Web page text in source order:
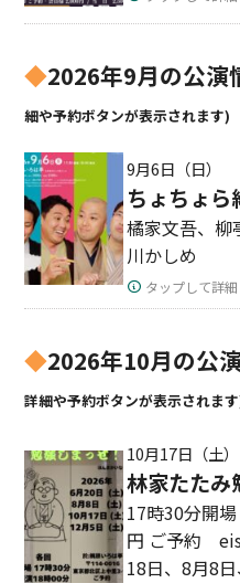
◆2026年9月の公演
細や予約ボタンが表示されます)
9月6日（日）
ちょちょら
橘家文吾、柳
川かしめ
タップして詳
◆2026年10月の公
詳細や予約ボタンが表示されま
10月17日（土）
林家たたみ
17時30分開
円 ご予約
18日、8月8